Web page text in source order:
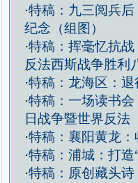
·特稿：九三阅兵
纪念（组图）
·特稿：挥毫忆抗
反法西斯战争胜利
·特稿：龙海区：
·特稿：一场读书
日战争暨世界反法
·特稿：襄阳黄龙
·特稿：浦城：打
·特稿：原创藏头